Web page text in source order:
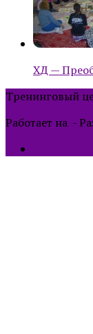
ХД —
Тренинговый
Работает на -